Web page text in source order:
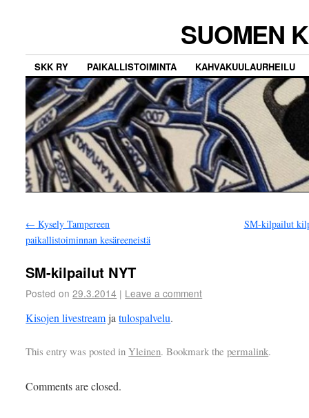
SUOMEN
SKK RY PAIKALLISTOIMINTA KAHVAKUULAURHEILU
← Kysely Tampereen
paikallistoiminnan kesäreeneistä
SM-kilpailut
SM-kilpailut NYT
Posted on 29.3.2014 | Leave a comment
Kisojen livestreamjatulospalvelu.
This entry was posted inYleinen. Bookmark thepermalink.
Comments are closed.